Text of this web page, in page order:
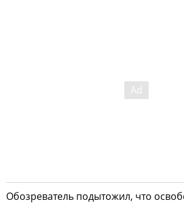
Обозреватель подытожил, что